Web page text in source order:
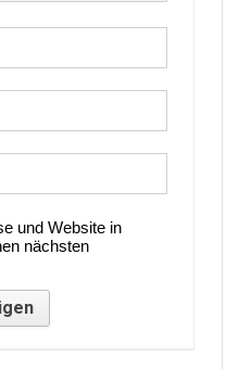
und Website in
nächsten